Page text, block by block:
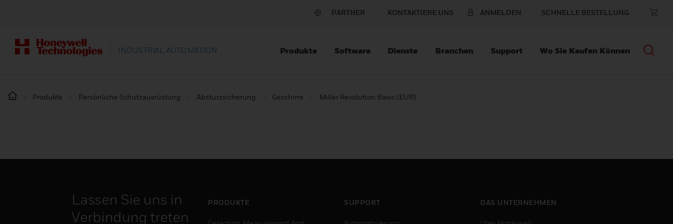
PARTNER KONTAKTIERE UNS ANMELDEN SCHNELLE BESTELLUNG
INDUSTRIAL AUTOMATION Produkte Software Dienste Branchen Support Wo Sie Kaufen Können
Produkte Persönliche Schutzausrüstung Absturzsicherung Geschirre Miller Revolution Basic (EUR)
Lassen Sie uns in
Verbindung treten
PRODUKTE SUPPORT DAS UNTERNEHMEN